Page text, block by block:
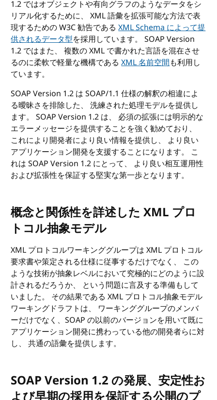
1.2 ではオブジェクトや有向グラフのようなデータをシ
リアル化するために、 XML 語彙を拡張可能な方法で表
現するための W3C 勧告であるXML Schema によって提
供されるデータ型を採用しています。 SOAP Version
1.2 ではまた、 複数の XML で書かれた言語を混在させ
るのに柔軟で軽量な機構であるXML 名前空間も利用し
ています。
SOAP Version 1.2 は SOAP/1.1 仕様の解釈の相違によ
る曖昧さを排除した、 洗練された処理モデルを提供し
ます。 SOAP Version 1.2 は、 必須の拡張には明示的な
エラーメッセージを提供することを強く勧めており、
これにより開発者により良い情報を提供し、 より良い
アプリケーション開発を支援することになります。 こ
れは SOAP Version 1.2 にとって、 より良い相互運用性
および拡張性を保証する堅実な第一歩となります。
概念と関係性を詳述した XML プロ
トコル抽象モデル
XML プロトコルワーキンググループは XML プロトコル
要求書や策定される仕様に従事するだけでなく、 この
ような技術が抽象レベルにおいて究極的にどのように設
計されるだろうか、 という問題に言及する準備もして
いました。 その結果である XML プロトコル抽象モデル
ワーキングドラフトは、 ワーキンググループのメンバ
ーだけでなく、SOAP の以前のバージョンを用いて既に
アプリケーション開発に携わっている他の開発者らに対
し、 共通の語彙を提供します。
SOAP Version 1.2 の発展、安定性お